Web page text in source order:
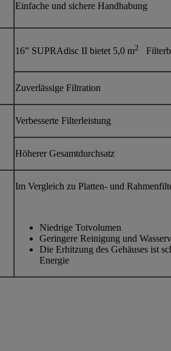
Einfache und sichere Handhabung
16” SUPRAdisc II bietet 5,0 m2
Zuverlässige Filtration
Verbesserte Filterleistung
Höherer Gesamtdurchsatz
Im Vergleich zu Platten- und
Niedrige Totvolumen
Geringere Reinigung und
Die Erhitzung des Gehäuses ist
Energie